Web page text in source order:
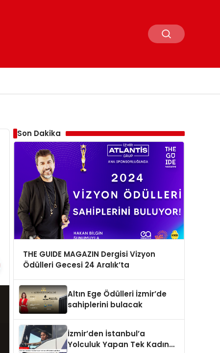
Son Dakika
THE GUIDE MAGAZIN Dergisi Vizyon
Ödülleri Gecesi 24 Aralık’ta
Altın Ege Ödülleri İzmir’de
sahiplerini bulacak
İzmir’den İstanbul’a
Yolculuk Yapan Tek Kadın